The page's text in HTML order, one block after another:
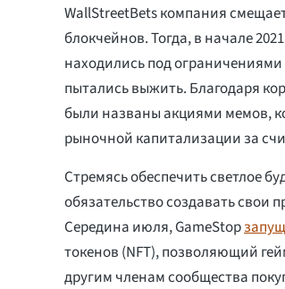
WallStreetBets компания
блокчейнов. Тогда, в начале
находились под
пытались выжить. Благодаря
были названы акциями мемов,
рыночной капитализации за
Стремясь обеспечить светлое
обязательство создавать свои
Середина июля, GameStop
токенов (NFT), позволяющий
другим членам сообщества